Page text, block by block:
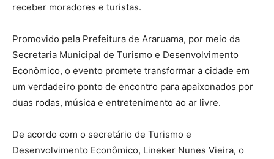
receber moradores e turistas.
Promovido pela Prefeitura de Araruama, por meio da
Secretaria Municipal de Turismo e Desenvolvimento
Econômico, o evento promete transformar a cidade em
um verdadeiro ponto de encontro para apaixonados por
duas rodas, música e entretenimento ao ar livre.
De acordo com o secretário de Turismo e
Desenvolvimento Econômico, Lineker Nunes Vieira, o